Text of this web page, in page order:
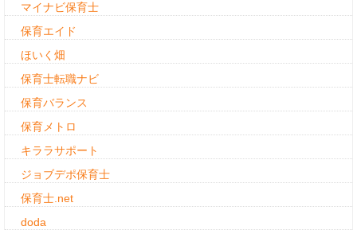
マイナビ保育士
保育エイド
ほいく畑
保育士転職ナビ
保育バランス
保育メトロ
キララサポート
ジョブデポ保育士
保育士.net
doda